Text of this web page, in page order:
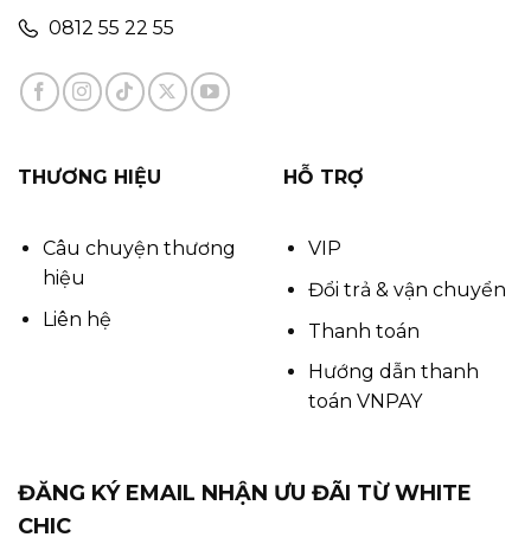
0812 55 22 55
THƯƠNG HIỆU
Câu chuyện thương
hiệu
Liên hệ
HỖ TRỢ
VIP
Đổi trả & vận chuyển
Thanh toán
Hướng dẫn thanh
toán VNPAY
ĐĂNG KÝ EMAIL NHẬN ƯU ĐÃI TỪ WHITE
CHIC